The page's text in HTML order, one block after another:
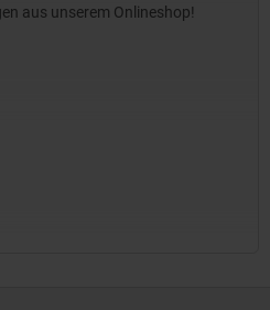
aus unserem Onlineshop!